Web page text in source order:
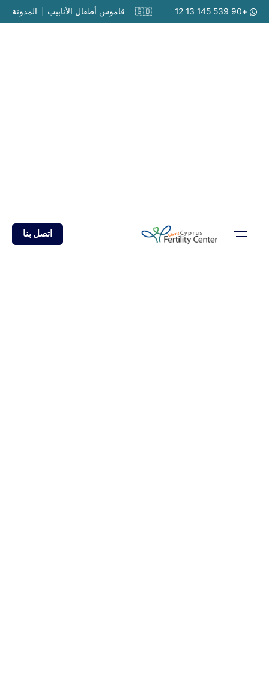
Skip
to
+90 539 145 13 12 المدونة قاموس أطفال الأنابيب 🇬🇧
اتصل بنا